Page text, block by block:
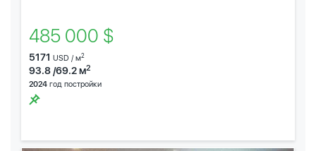
485 000 $
5171 USD / м2
93.8 /69.2 м2
2024 год постройки